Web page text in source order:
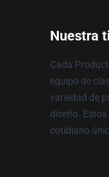
Nuestra
Cada
equipo de
variedad de
diseño.
cotidiano